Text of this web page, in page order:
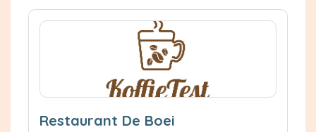
Restaurant De Boei